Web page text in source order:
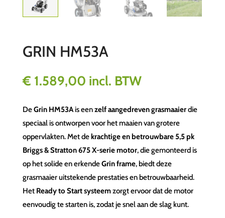
GRIN HM53A
€ 1.589,00 incl. BTW
DeGrin HM53Ais eenzelf aangedreven grasmaaierdie
speciaal is ontworpen voor het maaien van grotere
oppervlakten. Met dekrachtige en betrouwbare 5,5 pk
Briggs & Stratton 675 X-serie motor, die gemonteerd is
op het solide en erkendeGrin frame, biedt deze
grasmaaier uitstekende prestaties en betrouwbaarheid.
Het Ready to Start systeemzorgt ervoor dat de motor
eenvoudig te starten is, zodat je snel aan de slag kunt.